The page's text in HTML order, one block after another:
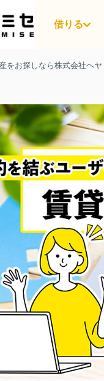
借りる
をお探しなら株式会社ヘヤ